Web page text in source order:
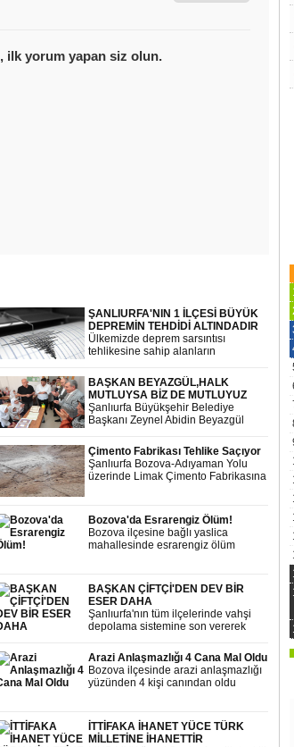
ŞANLIURFA'NIN 1 İLÇESİ BÜYÜK
DEPREMİN TEHDİDİ ALTINDADIR
Ülkemizde deprem sarsıntısı
tehlikesine sahip alanların
Bu ise tüm ülke yüzölçümü ile
kıyaslanırsa yaklaşık yüzde 30'a
karşılık gelir. Özetle, tüm Türkiye
deprem tehdidi altındadır; ancak
ülkenin yüzde 30'u yıkıcılığı yüksek
BAŞKAN BEYAZGÜL,HALK
MUTLUYSA BİZ DE MUTLUYUZ
Şanlıurfa Büyükşehir Belediye
Başkanı Zeynel Abidin Beyazgül
devam ediyor.
Çimento Fabrikası Tehlike Saçıyor
Şanlıurfa Bozova-Adıyaman Yolu
üzerinde Limak Çimento Fabrikasına
mahallelerde yaşayan vatandaşlar
korku dolu anlar yaşadılar.
Bozova'da Esrarengiz Ölüm!
Bozova ilçesine bağlı yaslica
mahallesinde esrarengiz ölüm
BAŞKAN ÇİFTÇİ'DEN DEV BİR
ESER DAHA
Şanlıurfa'nın tüm ilçelerinde vahşi
depolama sistemine son vererek
Atık Tesisleri inşa eden Büyükşehir
Belediyesinde adres bu kez Bozova
oldu.
Arazi Anlaşmazlığı 4 Cana Mal Oldu
Bozova ilçesinde arazi anlaşmazlığı
yüzünden 4 kişi canından oldu
İTTİFAKA İHANET YÜCE TÜRK
MİLLETİNE İHANETTİR